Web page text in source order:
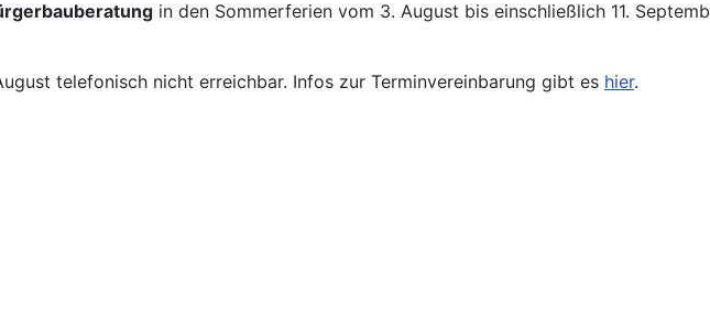
in den Sommerferien vom 3. August bis einschließlich 11.
telefonisch nicht erreichbar. Infos zur Terminvereinbarung gibt es hier.